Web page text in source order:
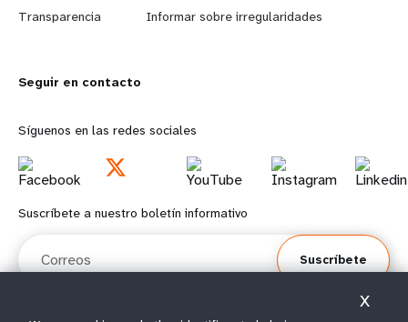
n
o
r
e
f
o
Transparencia
y
d
o
t
Informar sobre irregularidades
Seguir en contacto
Síguenos en las redes sociales
Suscríbete a nuestro boletín informativo
Suscríbete
X